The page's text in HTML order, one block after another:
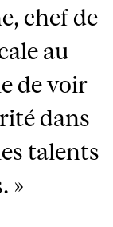
chef de
au
de voir
dans
talents
»